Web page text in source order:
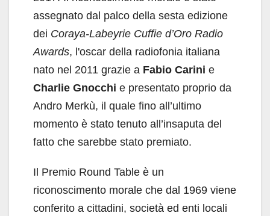
assegnato dal palco della sesta edizione
dei Coraya-Labeyrie Cuffie d’Oro Radio
Awards, l'oscar della radiofonia italiana
nato nel 2011 grazie a Fabio Carini e
Charlie Gnocchi e presentato proprio da
Andro Merkù, il quale fino all’ultimo
momento è stato tenuto all’insaputa del
fatto che sarebbe stato premiato.
Il Premio Round Table è un
riconoscimento morale che dal 1969 viene
conferito a cittadini, società ed enti locali